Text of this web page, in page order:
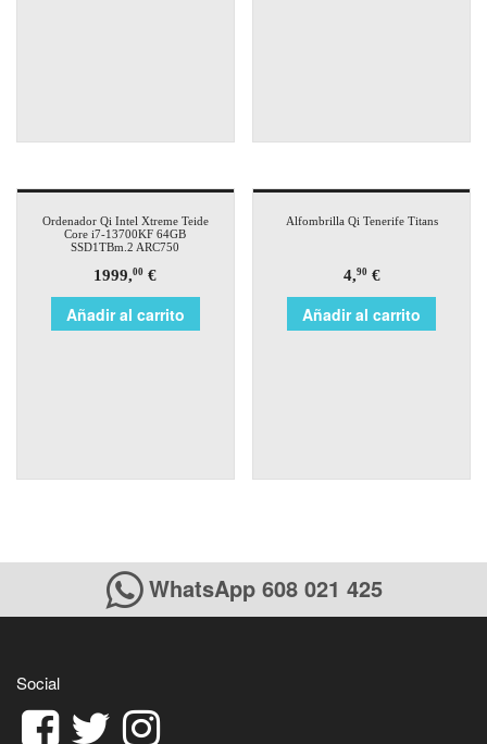
Ordenador Qi Intel Xtreme Teide
Core i7-13700KF 64GB
SSD1TBm.2 ARC750
1999,00 €
Añadir al carrito
Alfombrilla Qi Tenerife Titans
4,90€
Añadir al carrito
WhatsApp 608 021 425
Social